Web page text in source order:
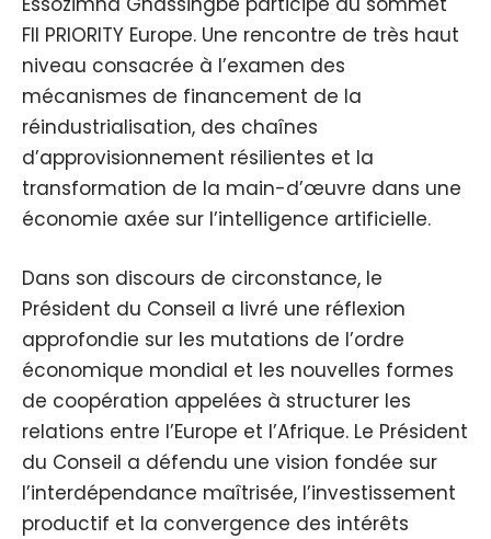
FII PRIORITY Europe. Une rencontre de très haut
niveau consacrée à l’examen des
mécanismes de financement de la
réindustrialisation, des chaînes
d’approvisionnement résilientes et la
transformation de la main-d’œuvre dans une
économie axée sur l’intelligence artificielle.
Dans son discours de circonstance, le
Président du Conseil a livré une réflexion
approfondie sur les mutations de l’ordre
économique mondial et les nouvelles formes
de coopération appelées à structurer les
relations entre l’Europe et l’Afrique. Le Président
du Conseil a défendu une vision fondée sur
l’interdépendance maîtrisée, l’investissement
productif et la convergence des intérêts